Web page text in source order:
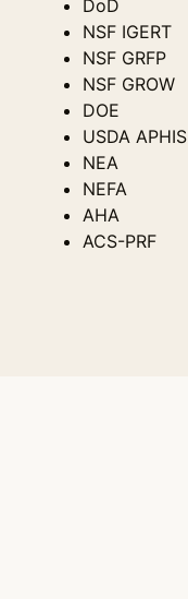
DoD
NSF IGERT
NSF GRFP
NSF GROW
DOE
USDA APHIS
NEA
NEFA
AHA
ACS-PRF